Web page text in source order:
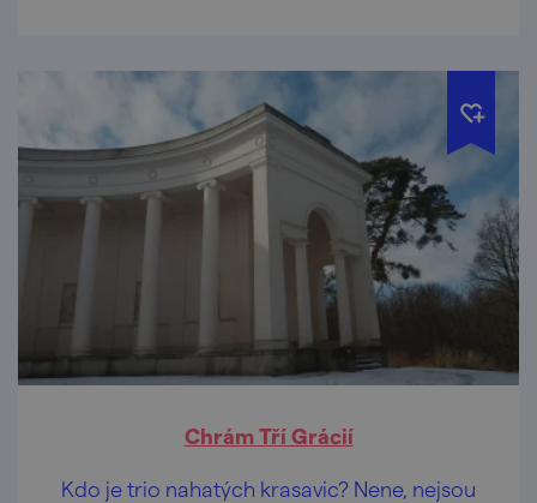
Chrám Tří Grácií
Kdo je trio nahatých krasavic? Nene, nejsou